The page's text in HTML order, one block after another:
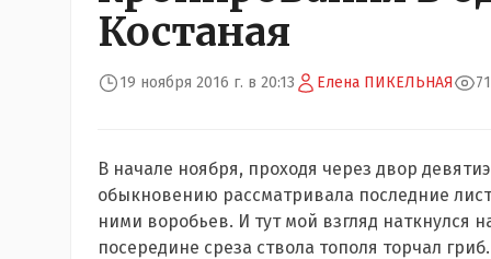
Костаная
19 ноября 2016 г. в 20:13 Елена ПИКЕЛЬНАЯ
В начале ноября, проходя через двор
обыкновению рассматривала последние
ними воробьев. И тут мой взгляд наткнулся
посередине среза ствола тополя торчал гриб.